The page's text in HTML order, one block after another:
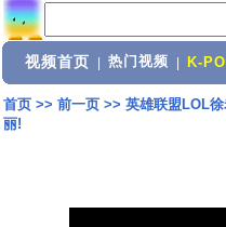
视频首页 热门视频 K-
首页>> 前一页>> 英雄联盟LOL
丽!